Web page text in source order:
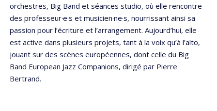
orchestres, Big Band et séances studio, où elle rencontre
des professeur·e·s et musicien·ne·s, nourrissant ainsi sa
passion pour l’écriture et l’arrangement. Aujourd’hui, elle
est active dans plusieurs projets, tant à la voix qu’à l’alto,
jouant sur des scènes européennes, dont celle du Big
Band European Jazz Companions, dirigé par Pierre
Bertrand.